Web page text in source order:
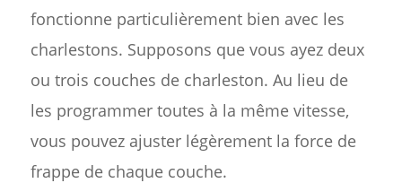
fonctionne particulièrement bien avec les
charlestons. Supposons que vous ayez deux
ou trois couches de charleston. Au lieu de
les programmer toutes à la même vitesse,
vous pouvez ajuster légèrement la force de
frappe de chaque couche.